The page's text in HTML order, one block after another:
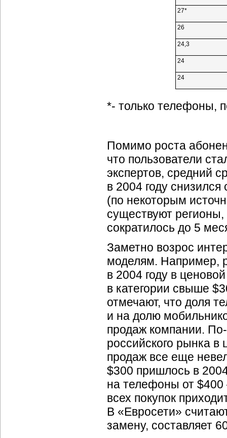
27*
26
24,3
24
24
*- только телефоны,
Помимо роста
что пользователи
экспертов, средний
в 2004 году
(по некоторым
существуют
сократилось до 5
Заметно возрос
моделям. Например,
в 2004 году в
в категории свыше
отмечают, что доля
и на долю
продаж компании.
российского рынка
продаж все еще
$300 пришлось в
на телефоны от $400
всех покупок
В «Евросети»
замену, составляет